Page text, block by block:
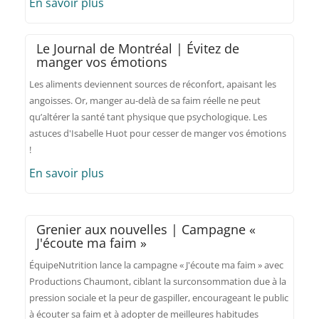
Le Journal de Montréal | Évitez de
manger vos émotions
Les aliments deviennent sources de réconfort, apaisant les
angoisses. Or, manger au-delà de sa faim réelle ne peut
qu’altérer la santé tant physique que psychologique. Les
astuces d'Isabelle Huot pour cesser de manger vos émotions
!
En savoir plus
Grenier aux nouvelles | Campagne «
J'écoute ma faim »
ÉquipeNutrition lance la campagne « J'écoute ma faim » avec
Productions Chaumont, ciblant la surconsommation due à la
pression sociale et la peur de gaspiller, encourageant le public
à écouter sa faim et à adopter de meilleures habitudes